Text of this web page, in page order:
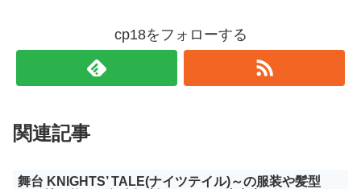
cp18をフォローする
関連記事
舞台 KNIGHTS’ TALE(ナイツテイル)～の服装や髪型